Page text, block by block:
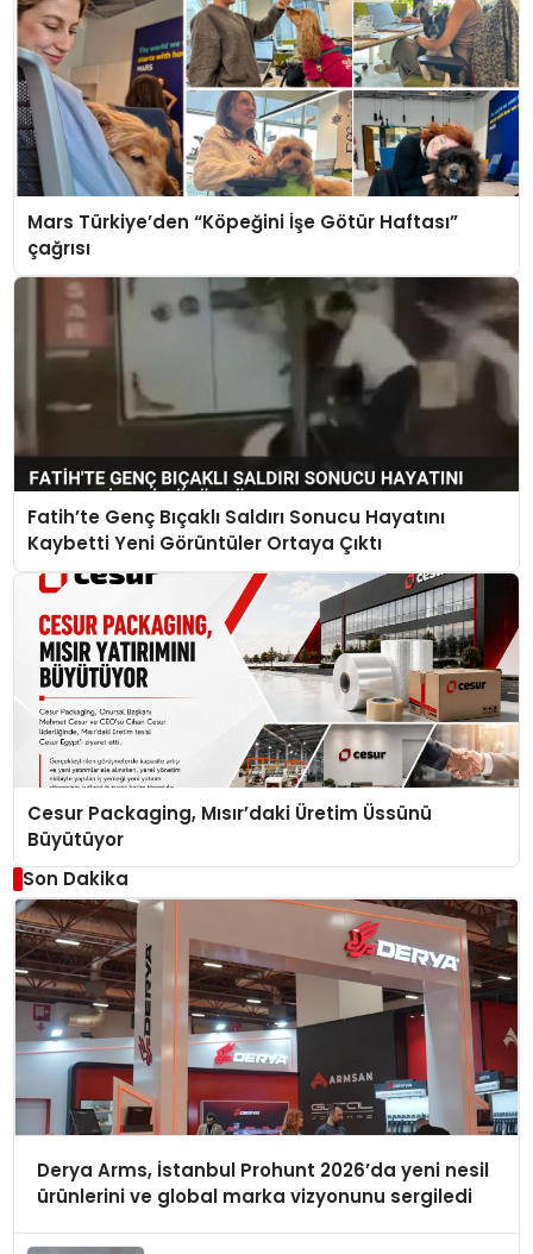
Mars Türkiye’den “Köpeğini İşe Götür Haftası”
çağrısı
Fatih’te Genç Bıçaklı Saldırı Sonucu Hayatını
Kaybetti Yeni Görüntüler Ortaya Çıktı
Cesur Packaging, Mısır’daki Üretim Üssünü
Büyütüyor
Son Dakika
Derya Arms, İstanbul Prohunt 2026’da yeni nesil
ürünlerini ve global marka vizyonunu sergiledi